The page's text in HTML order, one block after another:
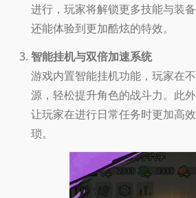
进行，玩家将解锁更多技能与装
还能体验到更加酷炫的特效。
智能挂机与双倍加速系统
游戏内置智能挂机功能，玩家在
源，轻松提升角色的战斗力。此
让玩家在进行日常任务时更加高
琐。